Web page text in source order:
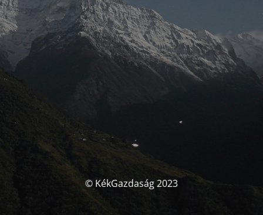
© KékGazdaság 2023